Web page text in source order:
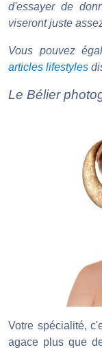
d'essayer de
viseront juste
Vous pouvez
articles lifestyles
Le Bélier
Votre spécialité,
agace plus que